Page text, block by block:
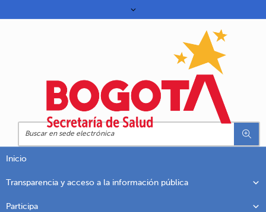
Inicio
Transparencia y acceso a la información pública
Participa